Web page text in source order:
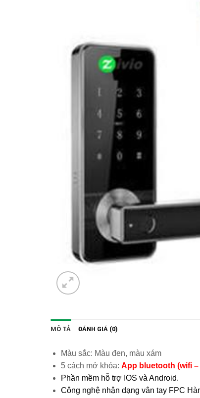
MÔ TẢ ĐÁNH GIÁ (0)
Màu sắc: Màu đen, màu xám
5 cách mở khóa: App bluetooth (wifi –
Phần mềm hỗ trợ IOS và Android.
Công nghệ nhận dạng vân tay FPC